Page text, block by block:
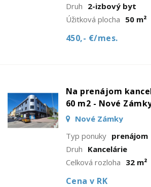
Druh 2-izbový byt
Úžitková plocha 50 m²
450,- €/mes.
Na prenájom
60 m2 - Nové
Nové Zámky
Typ ponuky prenájom
Druh Kancelárie
Celková rozloha 32 m²
Cena v RK